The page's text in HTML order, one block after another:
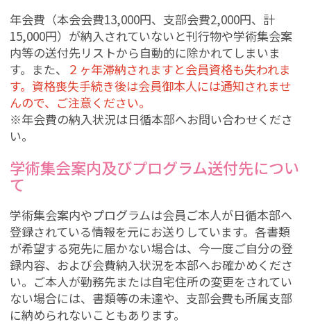
年会費（本会会費13,000円、支部会費2,000円、計
15,000円）が納入されていないと刊行物や学術集会案
内等の送付先リストから自動的に除かれてしまいま
す。また、 ２ヶ年滞納されますと会員資格も失われま
す。資格喪失手続き後は会員御本人には通知されませ
んので、ご注意ください。
※年会費の納入状況は日循本部へお問い合わせくださ
い。
学術集会案内及びプログラム送付先につい
て
学術集会案内やプログラムは会員ご本人が日循本部へ
登録されている情報を元にお送りしています。各書類
が希望する宛先に届かない場合は、今一度ご自分の登
録内容、および会費納入状況を本部へお確かめくださ
い。ご本人が勤務先または自宅住所の変更をされてい
ない場合には、書類等の未達や、支部会費も所属支部
に納められないこともあります。